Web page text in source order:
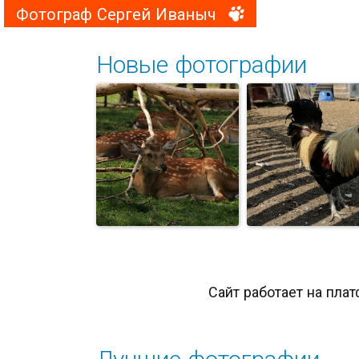
Фотограф Сергей Иваныч
Новые фотографии
Золотой
Сайт работает на